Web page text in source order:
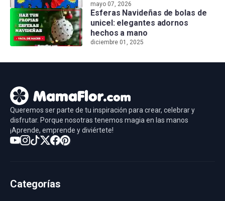
mayo 07, 2026
Esferas Navideñas de bolas de
unicel: elegantes adornos
hechos a mano
diciembre 01, 2025
Queremos ser parte de tu inspiración para crear, celebrar y
disfrutar. Porque nosotras tenemos magia en las manos
¡Aprende, emprende y diviértete!
Categorías